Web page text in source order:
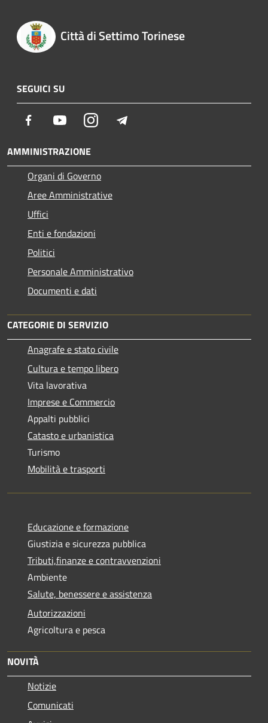
Città di Settimo Torinese
SEGUICI SU
Facebook YoutubeInstagram
AMMINISTRAZIONE
Organi di Governo
Aree Amministrative
Uffici
Enti e fondazioni
Politici
Personale Amministrativo
Documenti e dati
CATEGORIE DI SERVIZIO
Anagrafe e stato civile
Cultura e tempo libero
Vita lavorativa
Imprese e Commercio
Appalti pubblici
Catasto e urbanistica
Turismo
Mobilità e trasporti
Educazione e formazione
Giustizia e sicurezza pubblica
Tributi,finanze e contravvenzioni
Ambiente
Salute, benessere e assistenza
Autorizzazioni
Agricoltura e pesca
NOVITÀ
Notizie
Comunicati